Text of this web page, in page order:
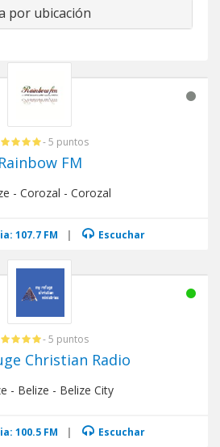
por ubicación
- 5 puntos
Rainbow FM
- Corozal - Corozal
107.7 FM | Escuchar
- 5 puntos
Christian Radio
- Belize - Belize City
100.5 FM | Escuchar